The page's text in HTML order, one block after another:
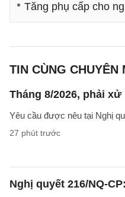
Tăng phụ cấp cho
TIN CÙNG CHUYÊN
Tháng 8/2026, phải
Yêu cầu được nêu tại Nghị
27 phút trước
Nghị quyết 216/NQ-